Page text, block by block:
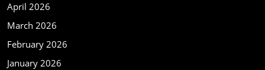
April 2026
March 2026
February 2026
January 2026